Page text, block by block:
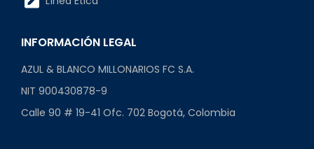
INFORMACIÓN LEGAL
AZUL & BLANCO MILLONARIOS FC S.A.
NIT 900430878-9
Calle 90 # 19-41 Ofc. 702 Bogotá, Colombia